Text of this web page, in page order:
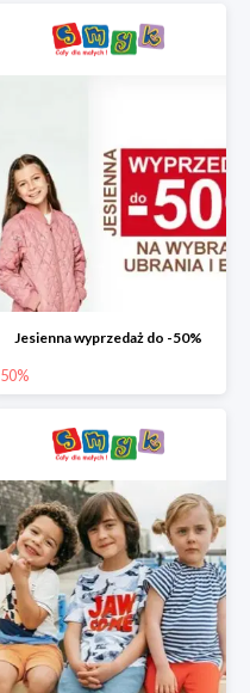
Jesienna wyprzedaż do -50%
50%